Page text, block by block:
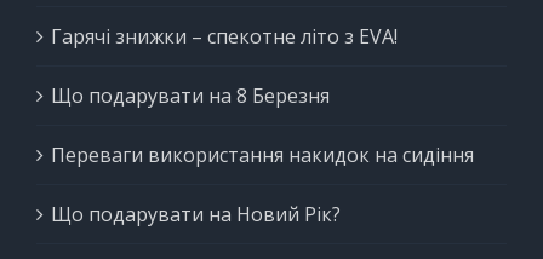
Гарячі знижки – спекотне літо з EVA!
Що подарувати на 8 Березня
Переваги використання накидок на сидіння
Що подарувати на Новий Рік?